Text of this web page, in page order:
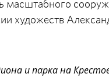
масштабного
художеств
и парка на